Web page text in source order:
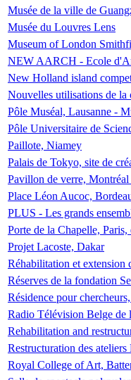
Musée de la ville de
Musée du Louvres Lens
Museum of London
NEW AARCH - Ecole
New Holland island
Nouvelles utilisations de la
Pôle Muséal, Lausanne -
Pôle Universitaire de
Paillote, Niamey
Palais de Tokyo, site de
Pavillon de verre,
Place Léon Aucoc,
PLUS - Les grands
Porte de la Chapelle,
Projet Lacoste, Dakar
Réhabilitation et extension
Réserves de la fondation
Résidence pour
Radio Télévision Belge de
Rehabilitation and
Restructuration des
Royal College of Art,